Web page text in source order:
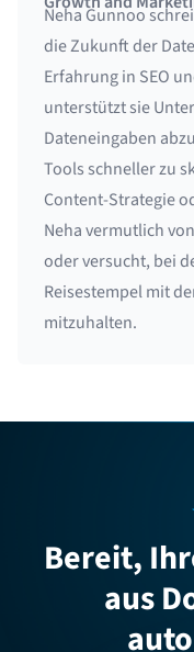
Neha Gunnoo
die Zukunft der
Erfahrung in SEO
unterstützt sie
Dateneingaben
Tools schneller zu
Content-Strategie
Neha vermutlich
oder versucht, bei
Reisestempel mit
mitzuhalten.
Bereit,
aus